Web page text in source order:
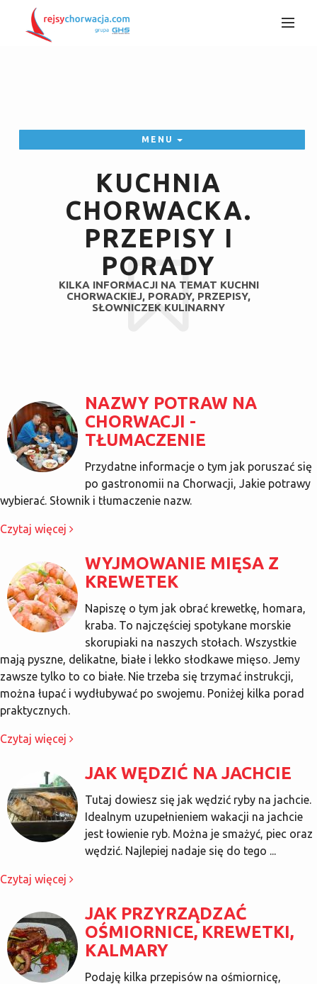
MENU
KUCHNIA
CHORWACKA.
PRZEPISY I
PORADY
KILKA INFORMACJI NA TEMAT KUCHNI
CHORWACKIEJ, PORADY, PRZEPISY,
SŁOWNICZEK KULINARNY
NAZWY POTRAW NA
CHORWACJI -
TŁUMACZENIE
Przydatne informacje o tym jak poruszać się
po gastronomii na Chorwacji, Jakie potrawy
wybierać. Słownik i tłumaczenie nazw.
Czytaj więcej
WYJMOWANIE MIĘSA Z
KREWETEK
Napiszę o tym jak obrać krewetkę, homara,
kraba. To najczęściej spotykane morskie
skorupiaki na naszych stołach. Wszystkie
mają pyszne, delikatne, białe i lekko słodkawe mięso. Jemy
zawsze tylko to co białe. Nie trzeba się trzymać instrukcji,
można łupać i wydłubywać po swojemu. Poniżej kilka porad
praktycznych.
Czytaj więcej
JAK WĘDZIĆ NA JACHCIE
Tutaj dowiesz się jak wędzić ryby na jachcie.
Idealnym uzupełnieniem wakacji na jachcie
jest łowienie ryb. Można je smażyć, piec oraz
wędzić. Najlepiej nadaje się do tego ...
Czytaj więcej
JAK PRZYRZĄDZAĆ
OŚMIORNICE, KREWETKI,
KALMARY
Podaję kilka przepisów na ośmiornicę,